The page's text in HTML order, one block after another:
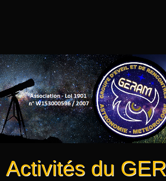
Activités du